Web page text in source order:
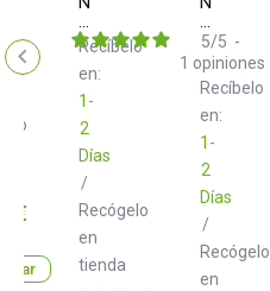
€
d+
USB
Class
B
2.0
m
Recíbelo
en:
1-
2
Días
/
Recógelo
en
tienda
d+
TRS
Class
B
2.0
m
Recíbelo
en:
1-
2
Días
/
Recógelo
en
5/5 -
1 opiniones